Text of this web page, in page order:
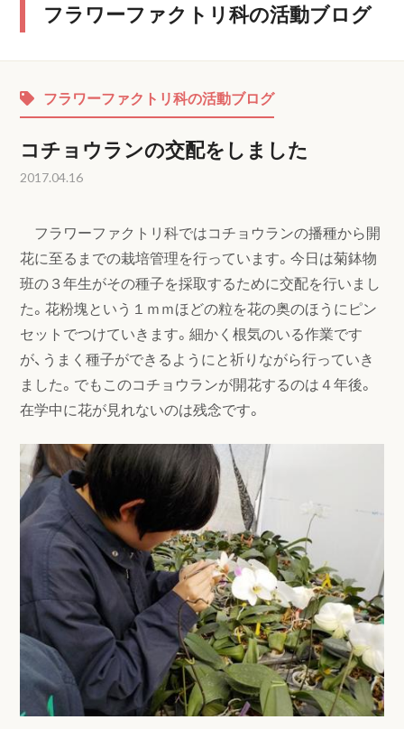
フラワーファクトリ科の活動ブログ
フラワーファクトリ科の活動ブログ
コチョウランの交配をしました
2017.04.16
フラワーファクトリ科ではコチョウランの播種から開
花に至るまでの栽培管理を行っています。今日は菊鉢物
班の３年生がその種子を採取するために交配を行いまし
た。花粉塊という１ｍｍほどの粒を花の奥のほうにピン
セットでつけていきます。細かく根気のいる作業です
が、うまく種子ができるようにと祈りながら行っていき
ました。でもこのコチョウランが開花するのは４年後。
在学中に花が見れないのは残念です。